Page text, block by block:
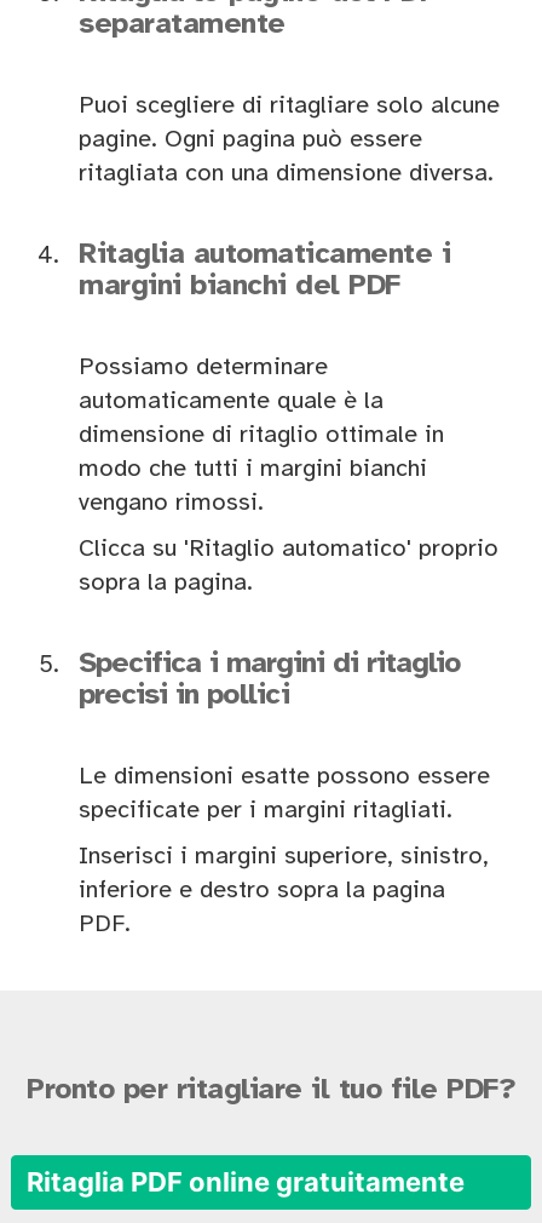
separatamente
Puoi scegliere di ritagliare solo alcune
pagine. Ogni pagina può essere
ritagliata con una dimensione diversa.
Ritaglia automaticamente i
margini bianchi del PDF
Possiamo determinare
automaticamente quale è la
dimensione di ritaglio ottimale in
modo che tutti i margini bianchi
vengano rimossi.
Clicca su 'Ritaglio automatico' proprio
sopra la pagina.
Specifica i margini di ritaglio
precisi in pollici
Le dimensioni esatte possono essere
specificate per i margini ritagliati.
Inserisci i margini superiore, sinistro,
inferiore e destro sopra la pagina
PDF.
Pronto per ritagliare il tuo file PDF?
Ritaglia PDF online gratuitamente